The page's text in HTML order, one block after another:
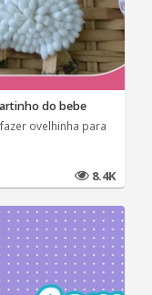
do bebe
fazer ovelhinha para
8.4K